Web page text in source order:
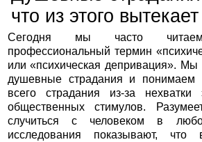
что из этого вытекает
Сегодня мы часто
профессиональный термин
или «психическая депривация». Мы
душевные страдания и
всего страдания из-за
общественных стимулов.
случиться с человеком в
исследования показывают, что